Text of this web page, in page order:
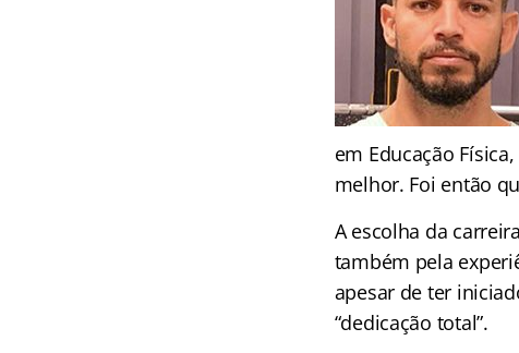
em Educação
melhor. Foi então
A escolha da
também pela
apesar de ter
“dedicação total”.